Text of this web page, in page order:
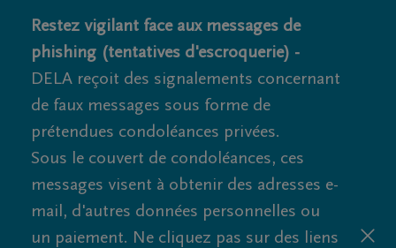
Restez vigilant face aux messages de
phishing (tentatives d'escroquerie) -
DELA reçoit des signalements concernant
de faux messages sous forme de
prétendues condoléances privées.
Sous le couvert de condoléances, ces
messages visent à obtenir des adresses e-
mail, d'autres données personnelles ou
un paiement. Ne cliquez pas sur des liens